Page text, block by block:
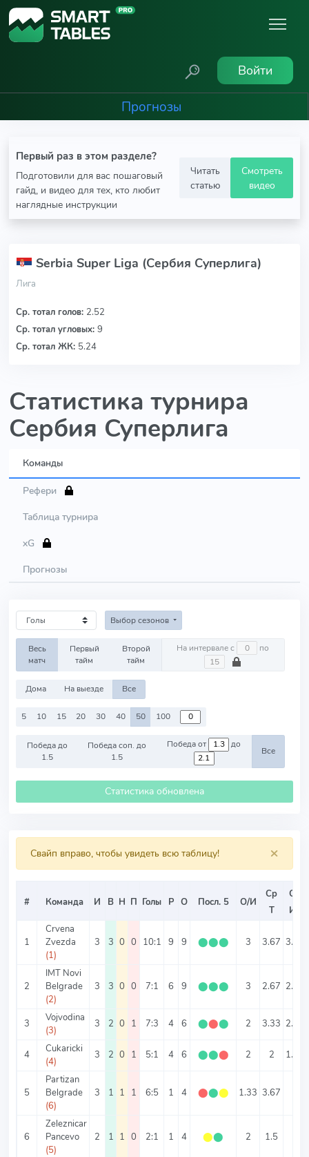
Войти
Прогнозы
Первый раз в этом разделе?
Подготовили для вас пошаговый
гайд, и видео для тех, кто любит
наглядные инструкции
Читать
статью
Смотреть
видео
Serbia Super Liga (Сербия Суперлига)
Лига
Ср. тотал голов: 2.52
Ср. тотал угловых: 9
Ср. тотал ЖК: 5.24
Статистика турнира
Сербия Суперлига
Команды
Рефери
Таблица турнира
xG
Прогнозы
Выбор сезонов
Весь
матч
Первый
тайм
Второй
тайм
На интервале с по
Дома На выезде Все
5 10 15 20 30 40 50 100
Победа до
1.5
Победа соп. до
1.5
Победа от до
Все
Статистика обновлена
×
Свайп вправо, чтобы увидеть всю таблицу!
# Команда И В Н П Голы Р О Посл. 5 О/И
Ср
Т
Ср
ИТ
1
Crvena
Zvezda
(1)
3 3 0 0 10:1 9 9 ⬤⬤⬤ 3 3.67 3.33
2
IMT Novi
Belgrade
(2)
3 3 0 0 7:1 6 9 ⬤⬤⬤ 3 2.67 2.33
3
Vojvodina
(3)
3 2 0 1 7:3 4 6 ⬤⬤⬤ 2 3.33 2.33
4
Cukaricki
(4)
3 2 0 1 5:1 4 6 ⬤⬤⬤ 2 2 1.67
5
Partizan
Belgrade
(6)
3 1 1 1 6:5 1 4 ⬤⬤⬤ 1.33 3.67
6
Zeleznicar
Pancevo
(5)
2 1 1 0 2:1 1 4 ⬤⬤ 2 1.5